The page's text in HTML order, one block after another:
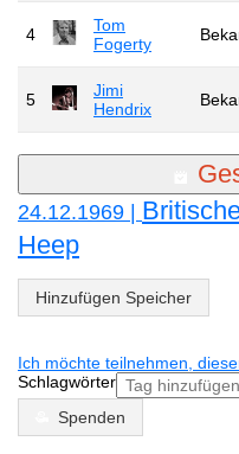
4
Tom
Fogerty
5
Jimi
Hendrix
24.12.1969 |
Heep
Hinzufügen Speicher
Ich möchte teilnehmen,
Schlagwörter
Spenden